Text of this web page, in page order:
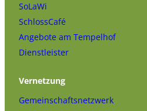
SoLaWi
SchlossCafé
Angebote am Tempelhof
Dienstleister
Vernetzung
Gemeinschaftsnetzwerk